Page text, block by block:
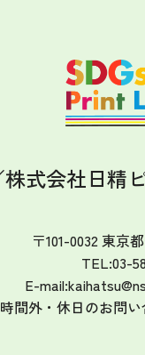
株式会社日精
〒101-0032 東京
TEL:03-
E-
時間外・休日のお問い